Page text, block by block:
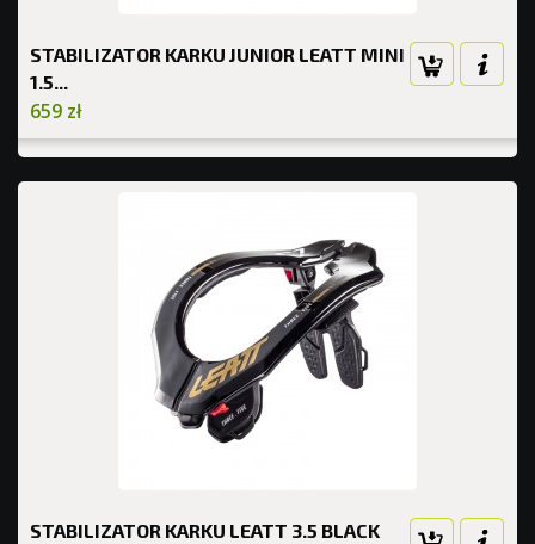
STABILIZATOR KARKU JUNIOR LEATT MINI
1.5...
659 zł
STABILIZATOR KARKU LEATT 3.5 BLACK